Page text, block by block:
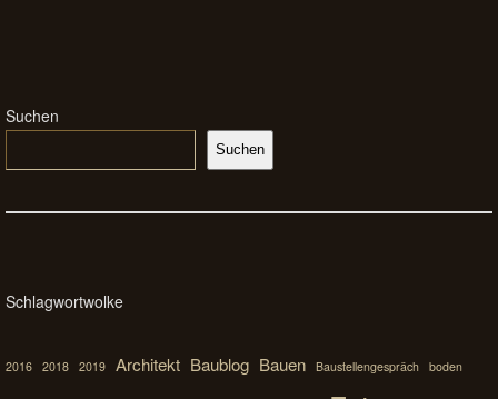
Suchen
Suchen
Schlagwortwolke
2016 2018 2019 Architekt Baublog Bauen Baustellengespräch boden